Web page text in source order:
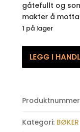
gåtefullt og
makter å motta
1 på lager
siste
LEGG I
Kategori: BØKER